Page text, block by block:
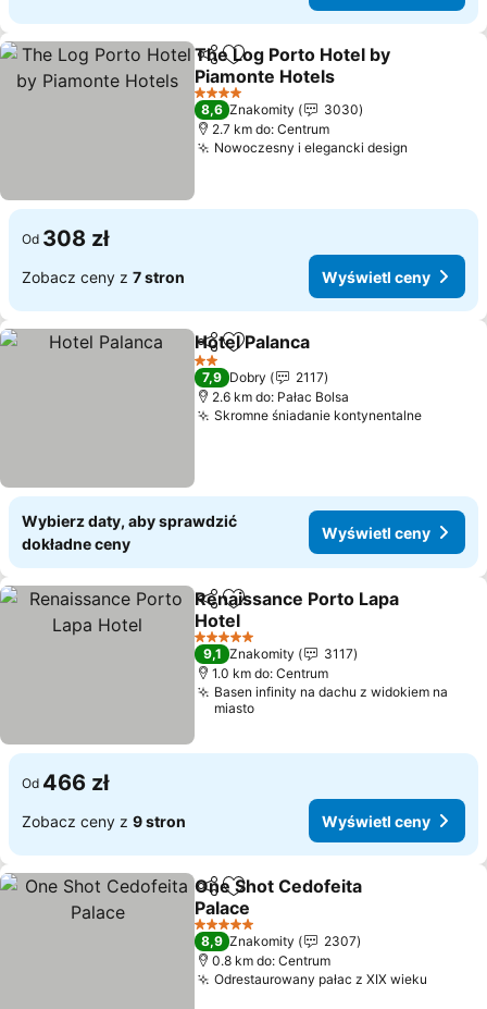
Udostępnij
Dodaj do ulubionych
The Log Porto Hotel by
Piamonte Hotels
4 Kategoria
8,6 Znakomity
3030
2.7 km do: Centrum
Nowoczesny i elegancki design
Od 308 zł
Zobacz ceny z 7 stron Wyświetl ceny
Udostępnij
Dodaj do ulubionych
Hotel Palanca
2 Kategoria
7,9 Dobry
2117
2.6 km do: Pałac Bolsa
Skromne śniadanie kontynentalne
Wybierz daty, aby sprawdzić
dokładne ceny
Wyświetl ceny
Udostępnij
Dodaj do ulubionych
Renaissance Porto Lapa
Hotel
5 Kategoria
9,1 Znakomity
3117
1.0 km do: Centrum
Basen infinity na dachu z widokiem na
miasto
Od 466 zł
Zobacz ceny z 9 stron Wyświetl ceny
Udostępnij
Dodaj do ulubionych
One Shot Cedofeita
Palace
5 Kategoria
8,9 Znakomity
2307
0.8 km do: Centrum
Odrestaurowany pałac z XIX wieku